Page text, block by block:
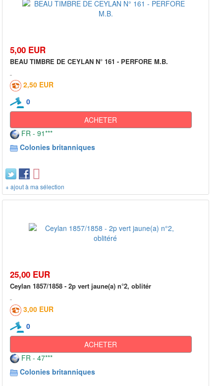
5,00 EUR
BEAU TIMBRE DE CEYLAN N° 161 - PERFORE M.B.
2,50 EUR
0
ACHETER
FR - 91***
Colonies britanniques
+ ajout à ma sélection
25,00 EUR
Ceylan 1857/1858 - 2p vert jaune(a) n°2, oblitér
3,00 EUR
0
ACHETER
FR - 47***
Colonies britanniques